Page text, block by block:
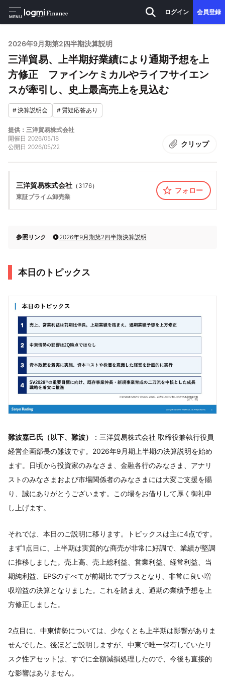
MENU
ログイン 会員登録
2026年9月期第2四半期決算説明
三洋貿易、上半期好業績により通期予想を上
方修正 ファインケミカルやライフサイエン
スが牽引し、史上最高売上を見込む
#決算説明会 #質疑応答あり
提供：三洋貿易株式会社
開催日 2026/05/18
公開日 2026/05/22 クリップ
三洋貿易株式会社 （ 3176）
東証プライム卸売業
フォロー
参照リンク 2026年9月期第2四半期決算説明
本日のトピックス
難波嘉己氏（以下、難波）
：三洋貿易株式会社 取締役兼執行役員
経営企画部長の難波です。2026年9月期上半期の決算説明を始め
ます。日頃から投資家のみなさま、金融各行のみなさま、アナリ
ストのみなさまおよび市場関係者のみなさまには大変ご支援を賜
り、誠にありがとうございます。この場をお借りして厚く御礼申
し上げます。
それでは、本日のご説明に移ります。トピックスは主に4点です。
まず1点目に、上半期は実質的な商売が非常に好調で、業績が堅調
に推移しました。売上高、売上総利益、営業利益、経常利益、当
期純利益、EPSのすべてが前期比でプラスとなり、非常に良い増
収増益の決算となりました。これを踏まえ、通期の業績予想を上
方修正しました。
2点目に、中東情勢については、少なくとも上半期は影響がありま
せんでした。後ほどご説明しますが、中東で唯一保有していたリ
スク性アセットは、すでに全額減損処理したので、今後も直接的
な影響はありません。